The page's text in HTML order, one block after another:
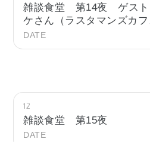
雑談食堂 第14夜 ゲスト
ケさん（ラスタマンズカフ
DATE
12
雑談食堂 第15夜
DATE